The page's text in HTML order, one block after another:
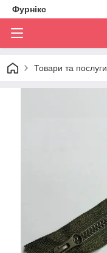
Фурнікс
Товари та послуги